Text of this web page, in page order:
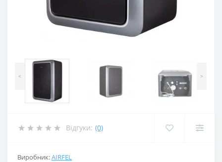
< >
Відгуки: (0)
Виробник:AIRFEL